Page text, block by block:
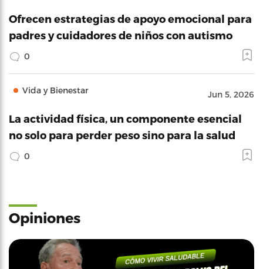
Ofrecen estrategias de apoyo emocional para
padres y cuidadores de niños con autismo
0
Vida y Bienestar Jun 5, 2026
La actividad física, un componente esencial
no solo para perder peso sino para la salud
0
Opiniones